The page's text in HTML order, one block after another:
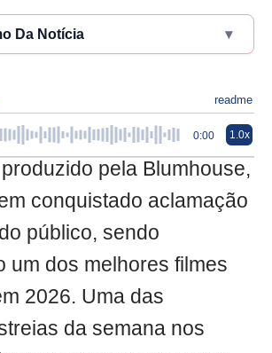
Da Notícia ▾
readme
0:00 1.0x
pela Blumhouse,
conquistado aclamação
público, sendo
um dos melhores filmes
2026. Uma das
da semana nos